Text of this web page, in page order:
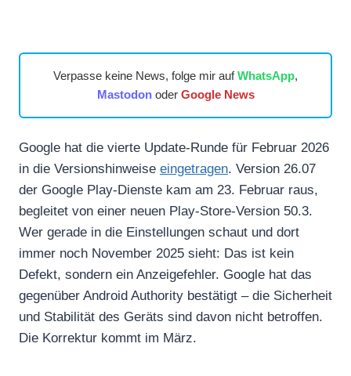
Verpasse keine News, folge mir aufWhatsApp,
Mastodonoder Google News
Google hat die vierte Update-Runde für Februar 2026
in die Versionshinweise eingetragen. Version 26.07
der Google Play-Dienste kam am 23. Februar raus,
begleitet von einer neuen Play-Store-Version 50.3.
Wer gerade in die Einstellungen schaut und dort
immer noch November 2025 sieht: Das ist kein
Defekt, sondern ein Anzeigefehler. Google hat das
gegenüber Android Authority bestätigt – die Sicherheit
und Stabilität des Geräts sind davon nicht betroffen.
Die Korrektur kommt im März.